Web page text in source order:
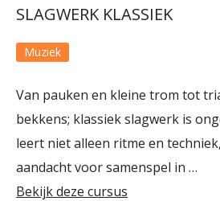
SLAGWERK KLASSIEK
Muziek
Van pauken en kleine trom tot
bekkens; klassiek slagwerk is
leert niet alleen ritme en
aandacht voor samenspel in …
Bekijk deze cursus